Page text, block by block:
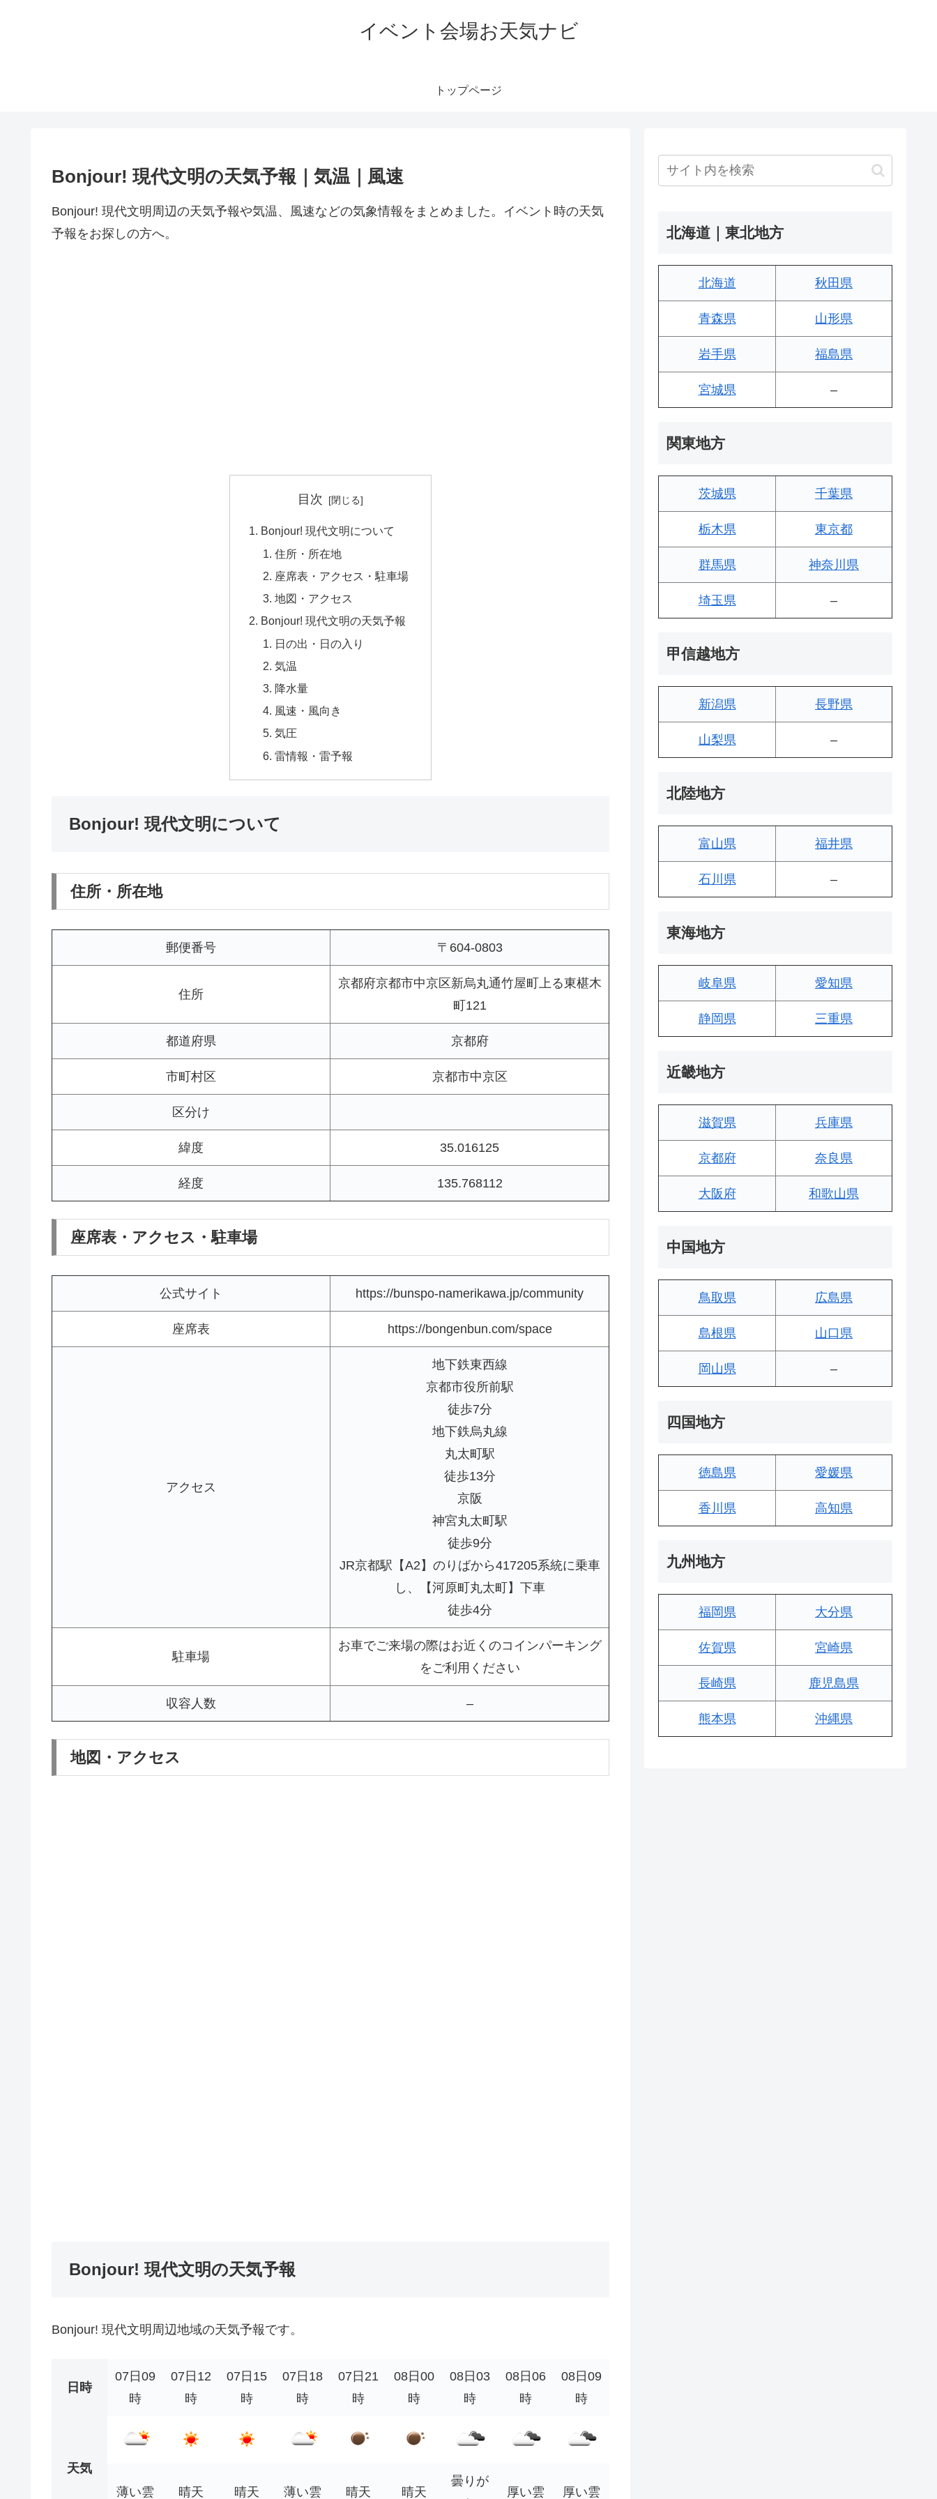
イベント会場お天気ナビ
トップページ
Bonjour! 現代文明の天気予報｜気温｜風速
Bonjour! 現代文明周辺の天気予報や気温、風速などの気象情報をまとめました。イベント時の天気
予報をお探しの方へ。
目次
Bonjour! 現代文明について
住所・所在地
座席表・アクセス・駐車場
地図・アクセス
Bonjour! 現代文明の天気予報
日の出・日の入り
気温
降水量
風速・風向き
気圧
雷情報・雷予報
Bonjour! 現代文明について
住所・所在地
郵便番号 〒604-0803
住所
京都府京都市中京区新烏丸通竹屋町上る東椹木
町121
都道府県 京都府
市町村区 京都市中京区
区分け
緯度 35.016125
経度 135.768112
座席表・アクセス・駐車場
公式サイト https://bunspo-namerikawa.jp/community
座席表 https://bongenbun.com/space
アクセス
地下鉄東西線
京都市役所前駅
徒歩7分
地下鉄烏丸線
丸太町駅
徒歩13分
京阪
神宮丸太町駅
徒歩9分
JR京都駅【A2】のりばから417205系統に乗車
し、【河原町丸太町】下車
徒歩4分
駐車場
お車でご来場の際はお近くのコインパーキング
をご利用ください
収容人数 –
地図・アクセス
Bonjour! 現代文明の天気予報
Bonjour! 現代文明周辺地域の天気予報です。
日時
07日09
時
07日12
時
07日15
時
07日18
時
07日21
時
08日00
時
08日03
時
08日06
時
08日09
時
天気
薄い雲
晴天 晴天 薄い雲 晴天 晴天
曇りが
厚い雲 厚い雲
北海道｜東北地方
北海道 秋田県
青森県 山形県
岩手県 福島県
宮城県 –
関東地方
茨城県 千葉県
栃木県 東京都
群馬県 神奈川県
埼玉県 –
甲信越地方
新潟県 長野県
山梨県 –
北陸地方
富山県 福井県
石川県 –
東海地方
岐阜県 愛知県
静岡県 三重県
近畿地方
滋賀県 兵庫県
京都府 奈良県
大阪府 和歌山県
中国地方
鳥取県 広島県
島根県 山口県
岡山県 –
四国地方
徳島県 愛媛県
香川県 高知県
九州地方
福岡県 大分県
佐賀県 宮崎県
長崎県 鹿児島県
熊本県 沖縄県